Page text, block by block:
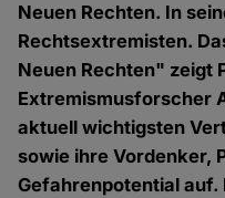
Neuen Rechten. In
Rechtsextremisten.
Neuen Rechten" zeigt
Extremismusforscher
aktuell wichtigsten
sowie ihre Vordenker,
Gefahrenpotential auf.